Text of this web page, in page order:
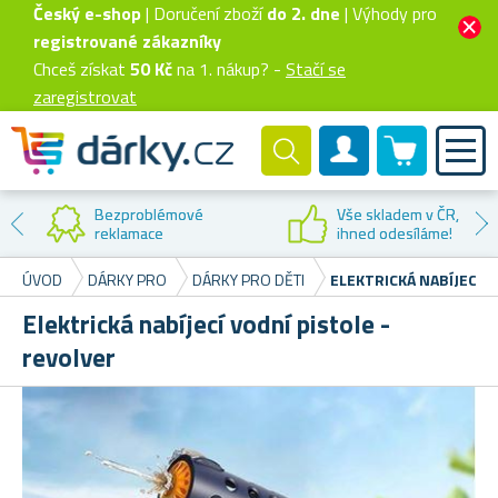
Český e-shop| Doručení zbožído 2. dne | Výhody pro
registrované zákazníky
Chceš získat 50 Kčna 1. nákup? - Stačí se
zaregistrovat
Zákaznický účet
0 produktů
Bezproblémové
reklamace
Vše skladem v ČR,
ihned odesíláme!
ÚVOD
DÁRKY PRO DÁRKY PRO DĚTI ELEKTRICKÁ NABÍJECÍ
Elektrická nabíjecí vodní pistole -
revolver